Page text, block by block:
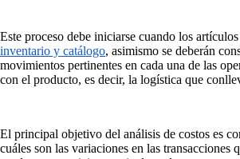
Este proceso debe iniciarse cuando los
inventario y catálogo, asimismo se deberán
movimientos pertinentes en cada una de las
con el producto, es decir, la logística que
El principal objetivo del análisis de costos es
cuáles son las variaciones en las transacciones